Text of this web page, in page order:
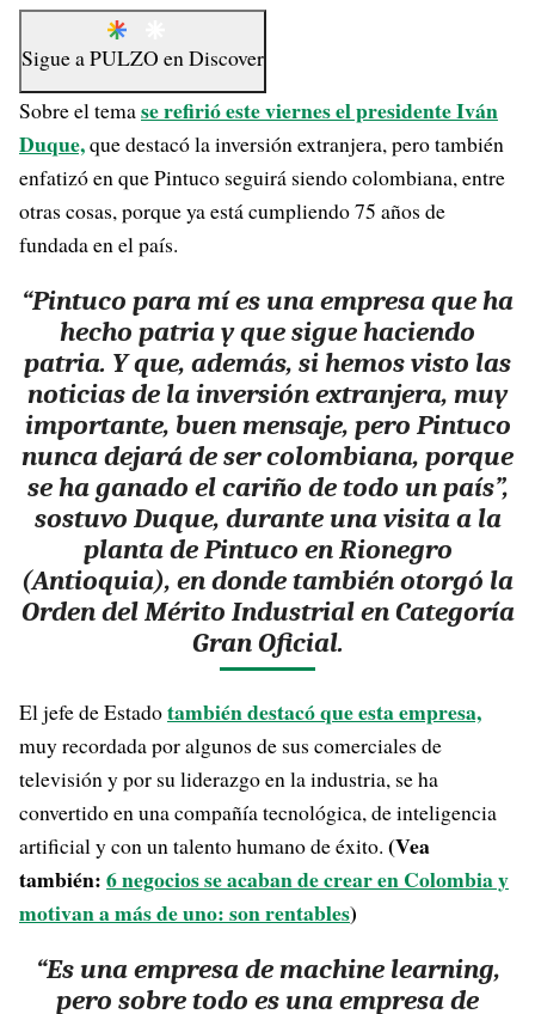
Sigue aPULZO enDiscover
Sobre el temase refirió este viernes el presidente Iván
Duque,que destacó la inversión extranjera, pero también
enfatizó en que Pintuco seguirá siendo colombiana, entre
otras cosas, porque ya está cumpliendo 75 años de
fundada en el país.
“Pintuco para mí es una empresa que ha
hecho patria y que sigue haciendo
patria. Y que, además, si hemos visto las
noticias de la inversión extranjera, muy
importante, buen mensaje, pero Pintuco
nunca dejará de ser colombiana, porque
se ha ganado el cariño de todo un país”,
sostuvo Duque, durante una visita a la
planta de Pintuco en Rionegro
(Antioquia), en donde también otorgó la
Orden del Mérito Industrial en Categoría
Gran Oficial.
El jefe de Estadotambién destacó que esta empresa,
muy recordada por algunos de sus comerciales de
televisión y por su liderazgo en la industria, se ha
convertido en una compañía tecnológica, de inteligencia
artificial y con un talento humano de éxito. (Vea
también:6 negocios se acaban de crear en Colombia y
motivan a más de uno: son rentables)
“Es una empresa de machine learning,
pero sobre todo es una empresa de